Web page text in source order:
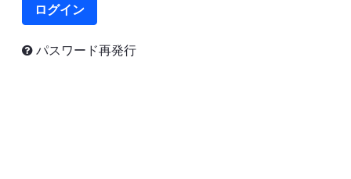
ログイン
パスワード再発行